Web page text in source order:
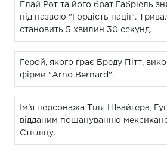
Елай Рот та його брат Габріель
під назвою "Гордість нації".
становить 5 хвилин 30 секунд.
Герой, якого грає Бреду Пітт,
фірми "Arno Bernard".
Ім'я персонажа Тіля Швайгера,
відданим пошануванню
Стігліцу.